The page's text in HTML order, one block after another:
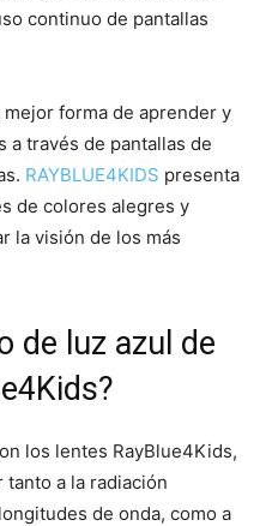
continuo de pantallas
forma de aprender y
a través de pantallas de
RAYBLUE4KIDS presenta
de colores alegres y
la visión de los más
de luz azul de
los lentes RayBlue4Kids,
a la radiación
de onda, como a